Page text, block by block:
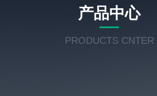
产品中心
PRODUCTS CNTER